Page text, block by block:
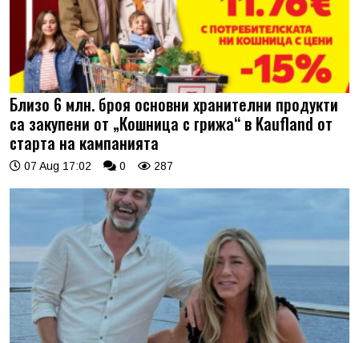
Близо 6 млн. броя основни хранителни продукти
са закупени от „Кошница с грижа“ в Kaufland от
старта на кампанията
07 Aug 17:02 0 287